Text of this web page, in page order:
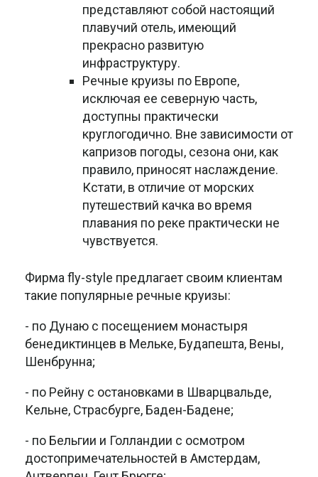
представляют собой настоящий
плавучий отель, имеющий
прекрасно развитую
инфраструктуру.
Речные круизы по Европе,
исключая ее северную часть,
доступны практически
круглогодично. Вне зависимости от
капризов погоды, сезона они, как
правило, приносят наслаждение.
Кстати, в отличие от морских
путешествий качка во время
плавания по реке практически не
чувствуется.
Фирма fly-style предлагает своим клиентам
такие популярные речные круизы:
- по Дунаю с посещением монастыря
бенедиктинцев в Мельке, Будапешта, Вены,
Шенбрунна;
- по Рейну с остановками в Шварцвальде,
Кельне, Страсбурге, Баден-Бадене;
- по Бельгии и Голландии с осмотром
достопримечательностей в Амстердам,